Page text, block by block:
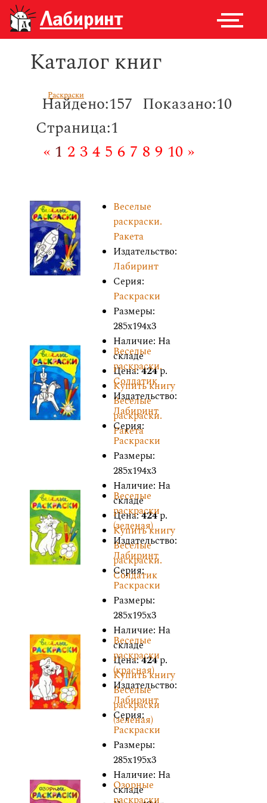
Каталог книг
Раскраски
Найдено:157 Показано:10
Страница:1
« 1 2 3 4 5 6 7 8 9 10 »
Веселые
раскраски.
Ракета
Издательство:
Лабиринт
Серия:
Раскраски
Размеры:
285x194x3
Наличие: На
складе
Цена:424р.
Купить книгу
Веселые
раскраски.
Ракета
Веселые
раскраски.
Солдатик
Издательство:
Лабиринт
Серия:
Раскраски
Размеры:
285x194x3
Наличие: На
складе
Цена:424р.
Купить книгу
Веселые
раскраски.
Солдатик
Веселые
раскраски
(зеленая)
Издательство:
Лабиринт
Серия:
Раскраски
Размеры:
285x195x3
Наличие: На
складе
Цена:424р.
Купить книгу
Веселые
раскраски
(зеленая)
Веселые
раскраски
(красная)
Издательство:
Лабиринт
Серия:
Раскраски
Размеры:
285x195x3
Наличие: На
складе
Озорные